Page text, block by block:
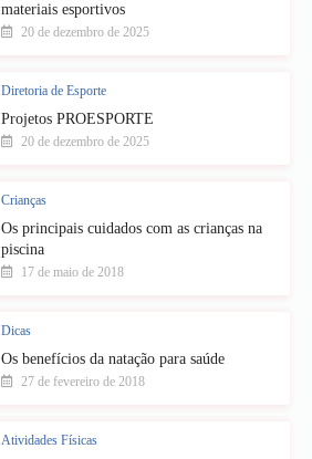
materiais esportivos
20 de dezembro de 2025
Diretoria de Esporte
Projetos PROESPORTE
20 de dezembro de 2025
Crianças
Os principais cuidados com as crianças na
piscina
17 de maio de 2018
Dicas
Os benefícios da natação para saúde
27 de fevereiro de 2018
Atividades Físicas